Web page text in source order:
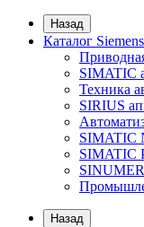
Назад
Каталог Siemens
SIMATIC
Техника
SIRIUS
SIMATIC
SIMATIC
Назад